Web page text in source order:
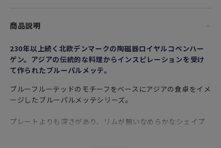
商品説明
230年以上続く北欧デンマークの陶磁器ロイヤルコペンハー
ゲン。アジアの伝統的な料理からインスピレーションを受け
て作られたブルーパルメッテ。
ブルーフルーテッドのモチーフをベースにアジアの食卓をイメ
ージしたブルーパルメッテシリーズ。
プレートよりも深さがあり、リムが無いなめらかなシェイプ